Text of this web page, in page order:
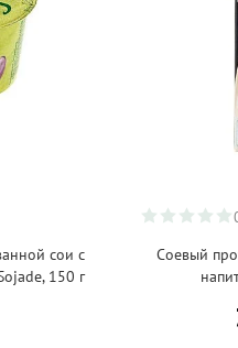
сои с
150 г
Соевый